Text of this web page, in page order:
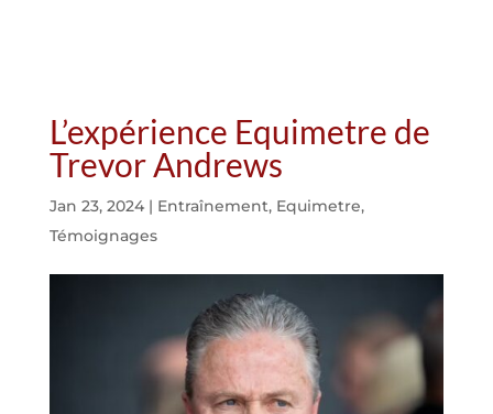
L’expérience Equimetre de
Trevor Andrews
Jan 23, 2024| Entraînement, Equimetre,
Témoignages